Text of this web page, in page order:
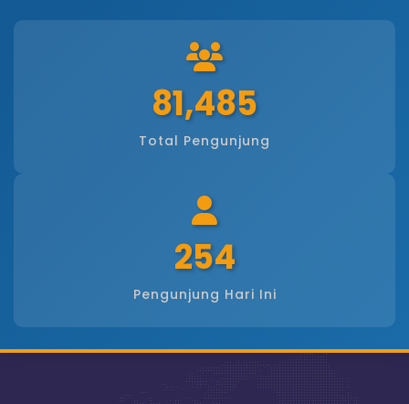
81,485
Total Pengunjung
254
Pengunjung Hari Ini